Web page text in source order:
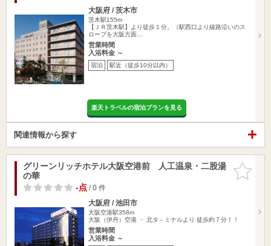
大阪府 / 茨木市
茨木駅155m
【ＪＲ茨木駅】より徒歩１分。（駅西口より線路沿いのス
ロープを大阪方面…
営業時間
入浴料金 ～
宿泊 駅近（徒歩10分以内）
楽天トラベルの宿泊プランを見る
関連情報から探す
お気に入
りに追加
グリーンリッチホテル大阪空港前 人工温泉・二股湯
の華
-点/ 0 件
大阪府 / 池田市
大阪空港駅358m
大阪（伊丹）空港 ・ 北タ－ミナルより 徒歩約７分！！
営業時間
入浴料金 ～